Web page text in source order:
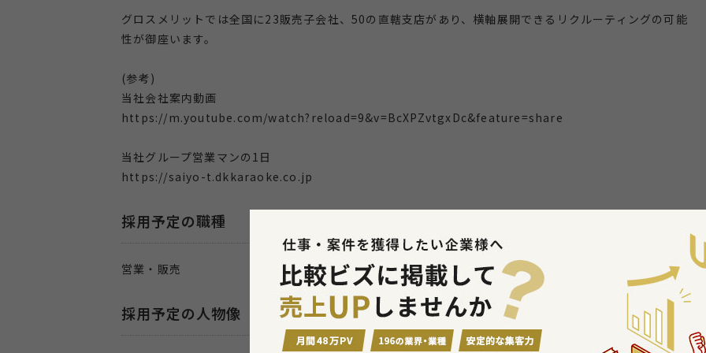
グロスメリットでは全国に23販売子会社、50の直轄支店があり、横軸展開できるリクルーティングの可能
性が御座います。
(参考)
当社会社案内動画
https://m.youtube.com/watch?reload=9&v=BcXPZvtgxDc&feature=share
当社グループ営業マンの1日
https://saiyo-t.dkkaraoke.co.jp
採用予定の職種
営業・販売
採用予定の人物像